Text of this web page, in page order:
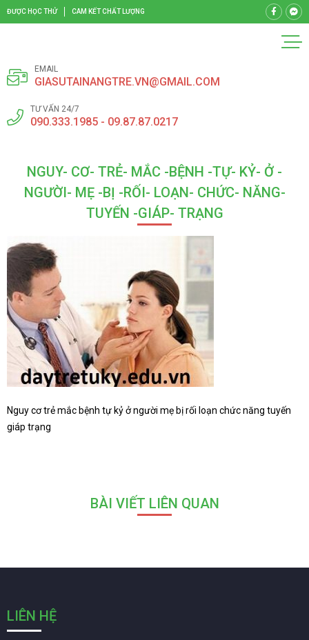
ĐƯỢC HỌC THỬ CAM KẾT CHẤT LƯỢNG
EMAIL
GIASUTAINANGTRE.VN@GMAIL.COM
TƯ VẤN 24/7
090.333.1985 - 09.87.87.0217
NGUY- CƠ- TRẺ- MẮC -BỆNH -TỰ- KỶ- Ở -
NGƯỜI- MẸ -BỊ -RỐI- LOẠN- CHỨC- NĂNG-
TUYẾN -GIÁP- TRẠNG
Nguy cơ trẻ mắc bệnh tự kỷ ở người mẹ bị rối loạn chức năng tuyến
giáp trạng
BÀI VIẾT LIÊN QUAN
LIÊN HỆ